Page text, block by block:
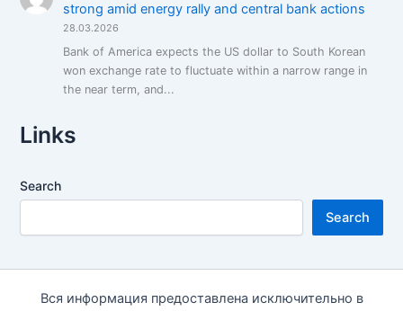
strong amid energy rally and central bank actions
28.03.2026
Bank of America expects the US dollar to South Korean
won exchange rate to fluctuate within a narrow range in
the near term, and...
Links
Search
Search
Вся информация предоставлена исключительно в